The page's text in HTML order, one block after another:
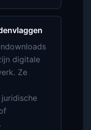
digitale
Ze